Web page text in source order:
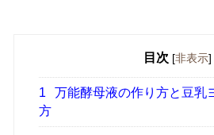
目次 [非表示]
1
万能酵母液の作り方と豆乳
方